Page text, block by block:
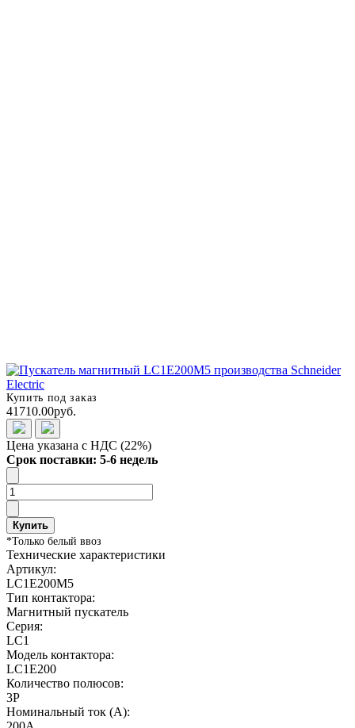
Купить под заказ
41710.00руб.
Цена указана с НДС (22%)
Срок поставки: 5-6 недель
Купить
*Только белый ввоз
Технические характеристики
Артикул:
LC1E200M5
Тип контактора:
Магнитный пускатель
Серия:
LC1
Модель контактора:
LC1E200
Количество полюсов:
3Р
Номинальный ток (А):